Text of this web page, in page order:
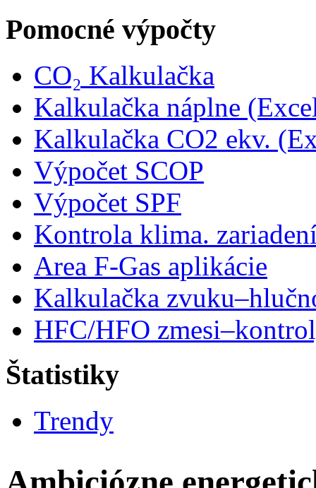
Pomocné výpočty
CO₂ Kalkulačka
Kalkulačka náplne
Kalkulačka CO2 ekv.
Výpočet SCOP
Výpočet SPF
Kontrola klima.
Area F-Gas aplikácie
Kalkulačka
HFC/HFO
Štatistiky
Trendy